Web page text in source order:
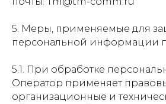
5. Меры, применяемые для
персональной информации
5.1. При обработке
Оператор применяет
организационные и